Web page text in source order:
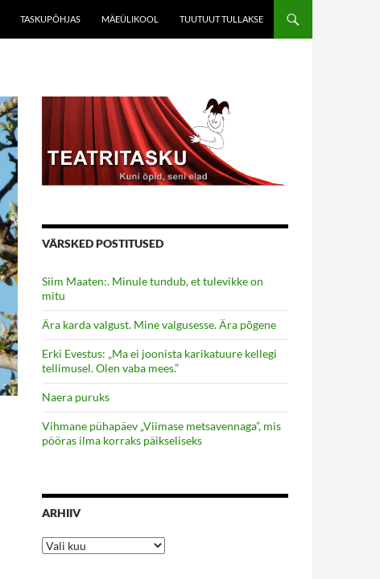
TASKUPÕHJAS MÄEÜLIKOOL TUUTUUT TULLAKSE
VÄRSKED POSTITUSED
Siim Maaten:. Minule tundub, et tulevikke on
mitu
Ära karda valgust. Mine valgusesse. Ära põgene
Erki Evestus: „Ma ei joonista karikatuure kellegi
tellimusel. Olen vaba mees.”
Naera puruks
Vihmane pühapäev „Viimase metsavennaga”, mis
pööras ilma korraks päikseliseks
ARHIIV
Arhiiv